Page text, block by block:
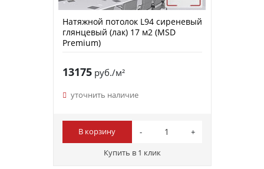
Натяжной потолок L94 сиреневый
глянцевый (лак) 17 м2 (MSD
Premium)
13175руб./м²
уточнить наличие
В корзину
Купить в 1 клик